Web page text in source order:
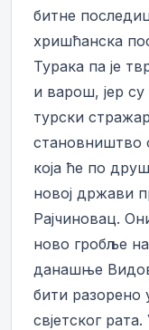
битне
хришћанска
Турака па је
и варош, јер
турски
становништво
која ће по
новој држави
Рајчиновац.
ново гробље
данашње
бити
свјетског